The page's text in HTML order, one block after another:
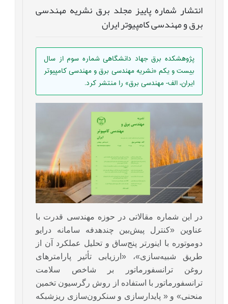
انتشار شماره پاییز مجلد برق نشریه مهندسی
برق و مهندسی کامپیوتر ایران
پژوهشکده برق جهاد دانشگاهی شماره سوم از سال
بیست و یکم «نشریه مهندسی برق و مهندسی کامپیوتر
ایران، الف- مهندسی برق» را منتشر کرد.
در این شماره مقالاتی در حوزه مهندسی قدرت با
عناوین‌ «کنترل پیش‌بین چندهدفه سامانه درایو
دوموتوره با اینورتر پنج‌ساق و تحلیل عملکرد آن از
طریق شبیه‌سازی»، «ارزیابی تأثیر پارامترهای
روغن ترانسفورماتور بر شاخص سلامت
ترانسفورماتور با استفاده از روش رگرسیون تخمین
منحنی» ‌و « پایدارسازی و سنکرون‌سازی ریزشبکه